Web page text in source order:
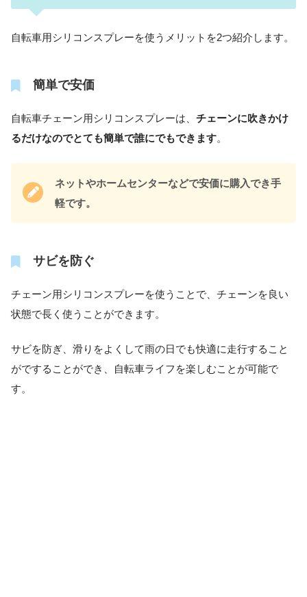
自転車用シリコンスプレーを使うメリットを2つ紹介します。
簡単で安価
自転車チェーン用シリコンスプレーは、 チェーンに吹きかけ
るだけなのでとても簡単で誰にでもできます。
ネットやホームセンターなどで安価に購入でき手
軽です。
サビを防ぐ
チェーン用シリコンスプレーを使うことで、チェーンを良い
状態で長く使うことができます。
サビを防ぎ、滑りをよくして雨の日でも快適に走行すること
がですることができ、自転車ライフを楽しむことが可能で
す。